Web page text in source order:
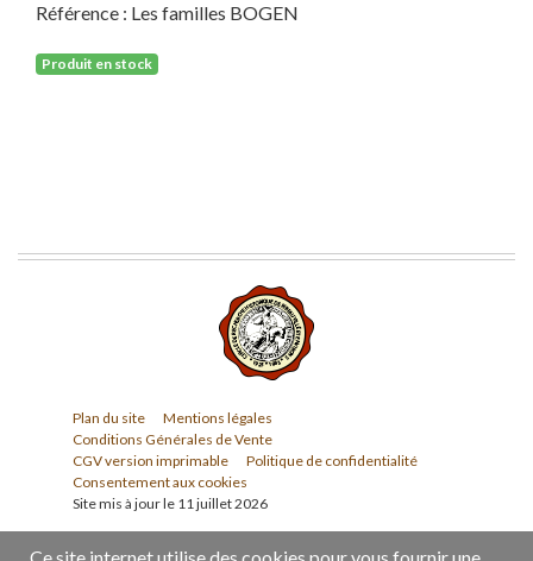
Référence : Les familles BOGEN
Produit en stock
Plan du site
Mentions légales
Conditions Générales de Vente
CGV version imprimable
Politique de confidentialité
Consentement aux cookies
Site mis à jour le 11 juillet 2026